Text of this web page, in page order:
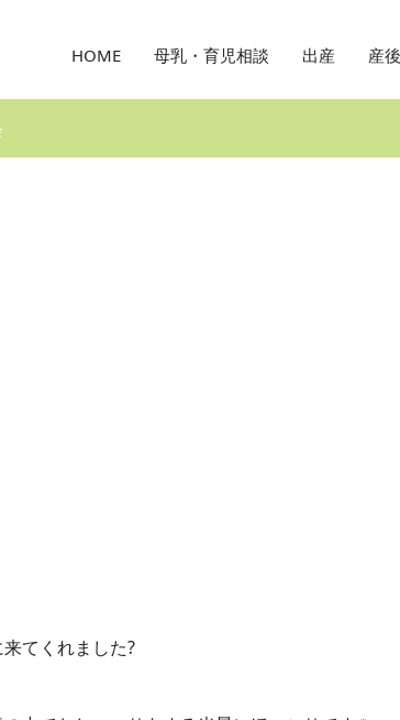
HOME 母乳・育児相談 出産 産
てくれました?